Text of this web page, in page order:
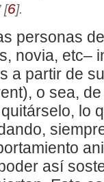
[6].
personas
novia, etc–
a partir de
o sea,
lo
así